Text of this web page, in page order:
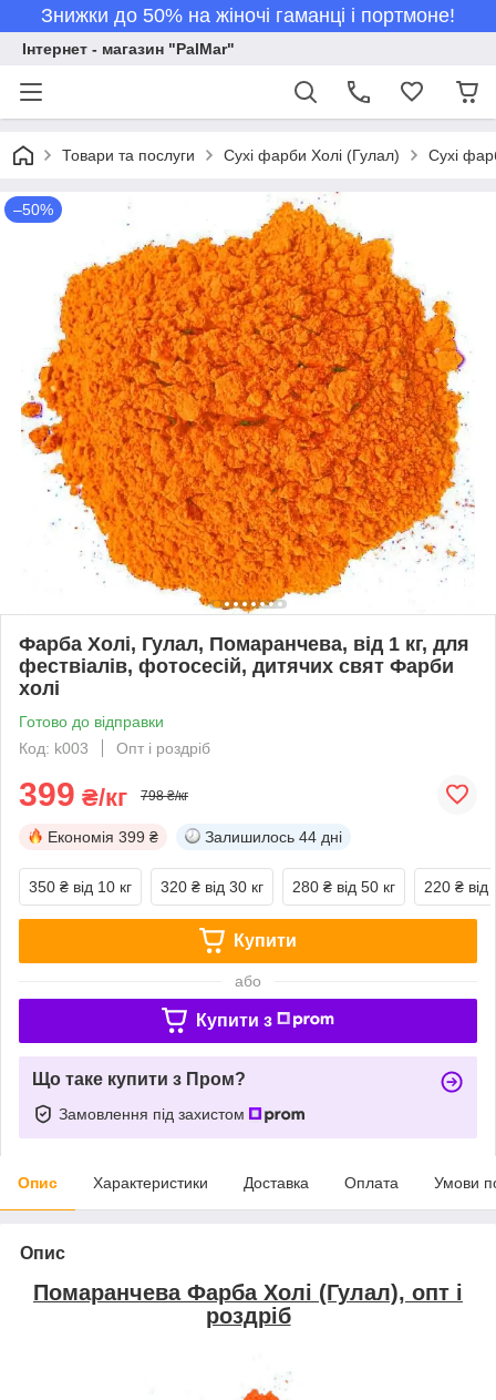
Знижки до 50% на жіночі гаманці і портмоне!
Інтернет - магазин "PalMar"
Товари та послуги Сухі фарби Холі (Гулал) Сухі
–50%
Фарба Холі, Гулал, Помаранчева, від 1 кг, для
фествіалів, фотосесій, дитячих свят Фарби
холі
Готово до відправки
Код: k003
Опт і роздріб
399 ₴/кг 798 ₴/кг
Економія 399 ₴ Залишилось 44 дні
350 ₴ від 10 кг 320 ₴ від 30 кг 280 ₴ від 50 кг 220 ₴ від
Купити
або
Купити з
Що таке купити з Пром?
Замовлення під захистом
Опис Характеристики Доставка Оплата Умови
Опис
Помаранчева Фарба Холі (Гулал), опт і
роздріб